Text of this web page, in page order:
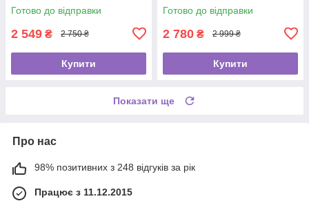
Готово до відправки
2 549 ₴ 2 750 ₴
Купити
Готово до відправки
2 780 ₴ 2 999 ₴
Купити
Показати ще
Про нас
98% позитивних з 248 відгуків за рік
Працює з 11.12.2015